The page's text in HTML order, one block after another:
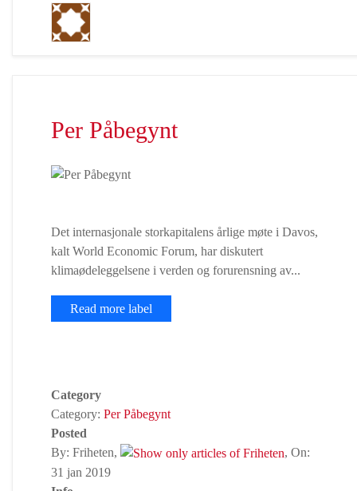
Per Påbegynt
Det internasjonale storkapitalens årlige møte i Davos,
kalt World Economic Forum, har diskutert
klimaødeleggelsene i verden og forurensning av...
Read more label
Category
Category: Per Påbegynt
Posted
By: Friheten,
, On:
31 jan 2019